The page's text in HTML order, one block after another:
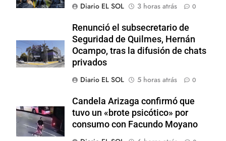
Diario EL SOL
3 horas atrás 0
Renunció el subsecretario de
Seguridad de Quilmes, Hernán
Ocampo, tras la difusión de chats
privados
Diario EL SOL
5 horas atrás 0
Candela Arizaga confirmó que
tuvo un «brote psicótico» por
consumo con Facundo Moyano